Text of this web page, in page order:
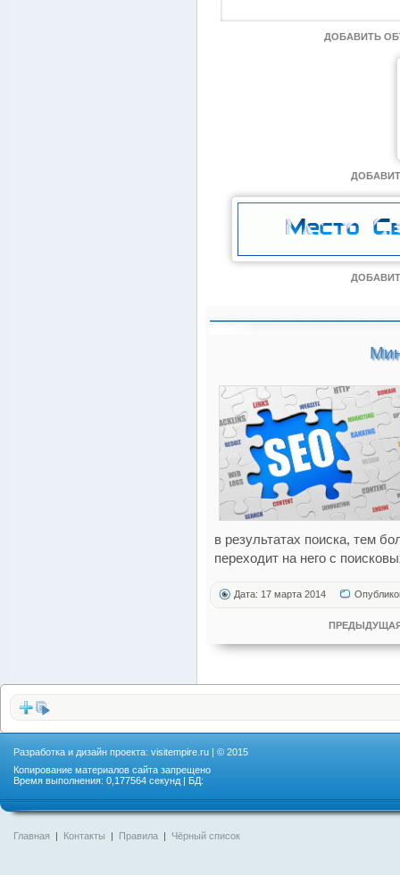
ДОБАВИТЬ
в результатах поиска, тем
переходит на него с
Дата: 17 марта 2014
Разработка и дизайн проекта: visitempire.ru | © 2015
Копирование материалов сайта запрещено
Время выполнения: 0,177564 секунд | БД:
Главная | Контакты | Правила | Чёрный список